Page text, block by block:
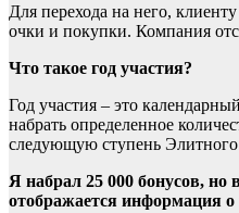
Для перехода на него,
очки и покупки. Компания
Что такое год участия?
Год участия – это
набрать определенное
следующую ступень Элитного
Я набрал 25 000 бонусов, но
отображается информация